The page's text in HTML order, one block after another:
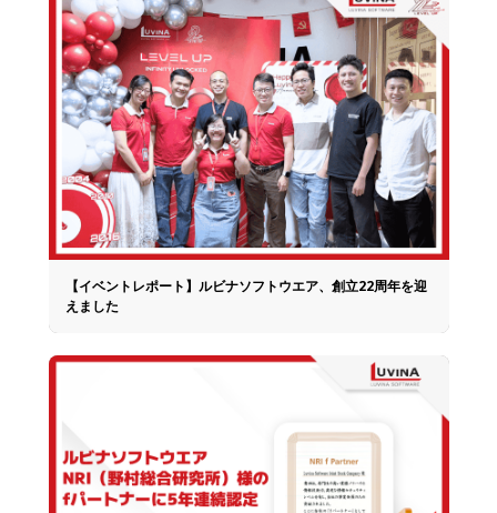
【イベントレポート】ルビナソフトウエア、創立22周年を迎
えました